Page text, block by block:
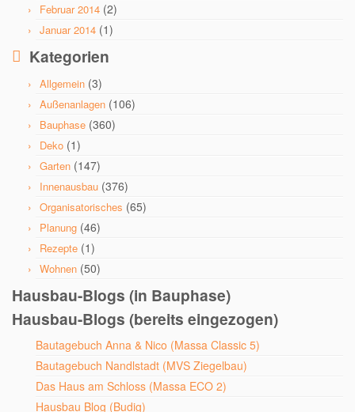
Februar 2014 (2)
Januar 2014 (1)
Kategorien
Allgemein (3)
Außenanlagen (106)
Bauphase (360)
Deko (1)
Garten (147)
Innenausbau (376)
Organisatorisches (65)
Planung (46)
Rezepte (1)
Wohnen (50)
Hausbau-Blogs (in Bauphase)
Hausbau-Blogs (bereits eingezogen)
Bautagebuch Anna & Nico (Massa Classic 5)
Bautagebuch Nandlstadt (MVS Ziegelbau)
Das Haus am Schloss (Massa ECO 2)
Hausbau Blog (Budig)